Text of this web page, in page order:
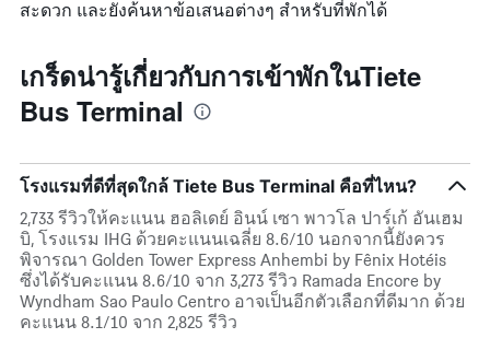
สะดวก และยังค้นหาข้อเสนอต่างๆ สำหรับที่พักได้
เกร็ดน่ารู้เกี่ยวกับการเข้าพักในTiete
Bus Terminal
โรงแรมที่ดีที่สุดใกล้ Tiete Bus Terminal คือที่ไหน?
2,733 รีวิวให้คะแนน ฮอลิเดย์ อินน์ เซา พาวโล ปาร์เก้ อันเฮม
บิ, โรงแรม IHG ด้วยคะแนนเฉลี่ย 8.6/10 นอกจากนี้ยังควร
พิจารณา Golden Tower Express Anhembi by Fênix Hotéis
ซึ่งได้รับคะแนน 8.6/10 จาก 3,273 รีวิว Ramada Encore by
Wyndham Sao Paulo Centro อาจเป็นอีกตัวเลือกที่ดีมาก ด้วย
คะแนน 8.1/10 จาก 2,825 รีวิว